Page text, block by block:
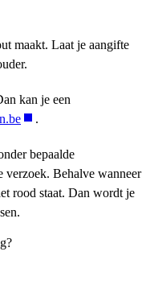
maakt. Laat je aangifte
kan je een
.
bepaalde
Behalve wanneer
rood staat. Dan wordt je